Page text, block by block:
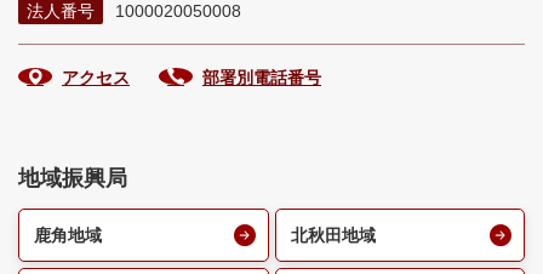
法人番号
1000020050008
アクセス 部署別電話番号
地域振興局
鹿角地域 北秋田地域